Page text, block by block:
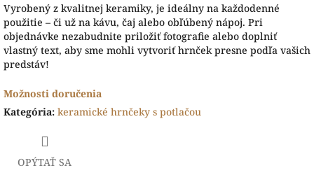
Vyrobený z kvalitnej keramiky, je ideálny na každodenné
použitie – či už na kávu, čaj alebo obľúbený nápoj. Pri
objednávke nezabudnite priložiť fotografie alebo doplniť
vlastný text, aby sme mohli vytvoriť hrnček presne podľa vašich
predstáv!
Možnosti doručenia
Kategória: keramické hrnčeky s potlačou
OPÝTAŤ SA